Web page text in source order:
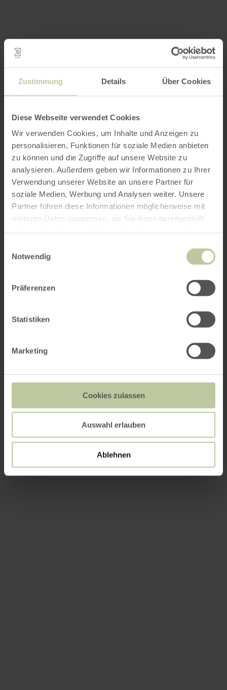
Zustimmung Details Über Cookies
Diese Webseite verwendet Cookies
Wir verwenden Cookies, um Inhalte und Anzeigen zu
personalisieren, Funktionen für soziale Medien anbieten
zu können und die Zugriffe auf unsere Website zu
analysieren. Außerdem geben wir Informationen zu Ihrer
Verwendung unserer Website an unsere Partner für
soziale Medien, Werbung und Analysen weiter. Unsere
Partner führen diese Informationen möglicherweise mit
weiteren Daten zusammen, die Sie ihnen bereitgestellt
Notwendig
Präferenzen
Statistiken
Marketing
Cookies zulassen
Auswahl erlauben
Ablehnen